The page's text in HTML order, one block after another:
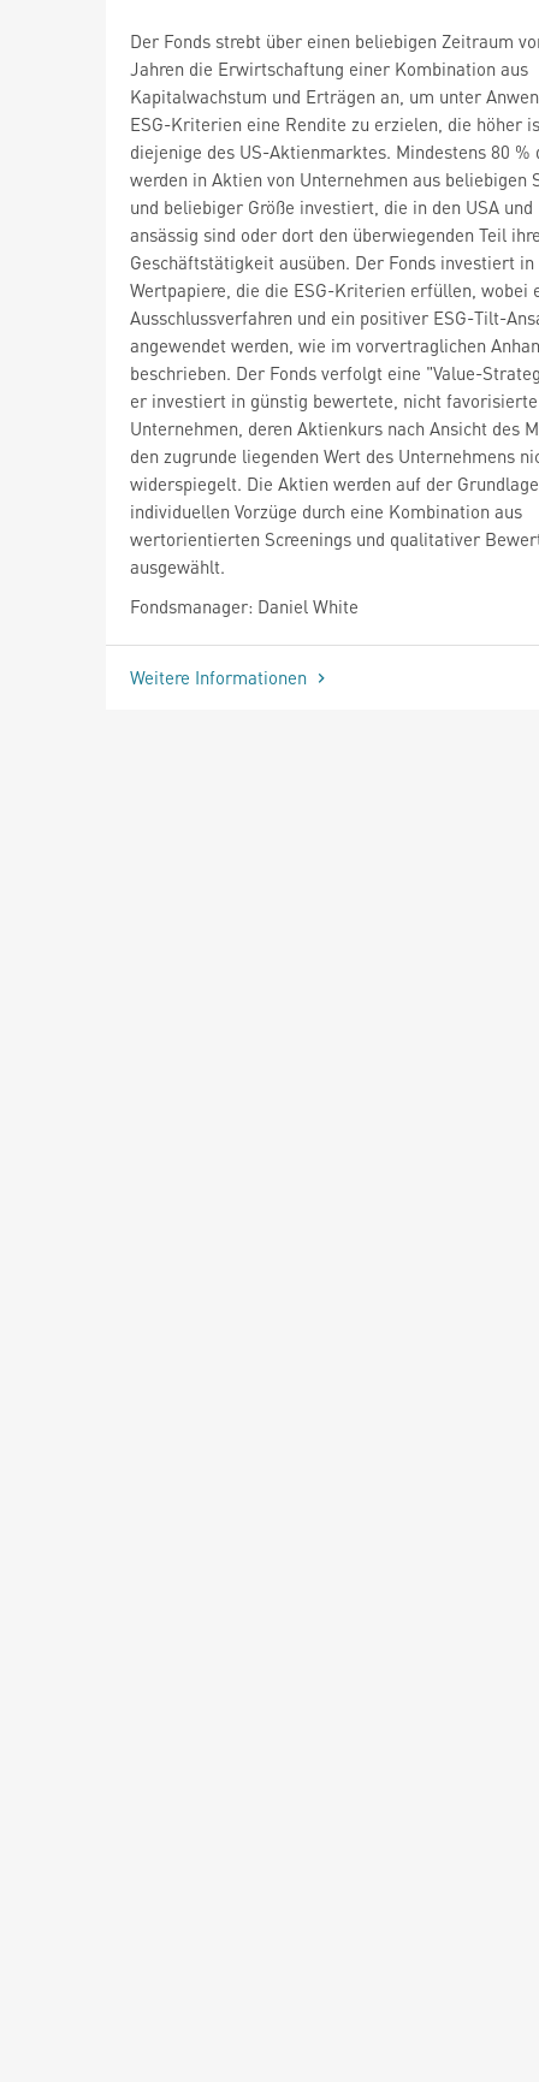
Der Fonds strebt über einen beliebigen Zeitraum
Jahren die Erwirtschaftung einer Kombination aus
Kapitalwachstum und Erträgen an, um unter
ESG-Kriterien eine Rendite zu erzielen, die höher
diejenige des US-Aktienmarktes. Mindestens 80 %
werden in Aktien von Unternehmen aus beliebigen
und beliebiger Größe investiert, die in den USA und
ansässig sind oder dort den überwiegenden Teil
Geschäftstätigkeit ausüben. Der Fonds investiert in
Wertpapiere, die die ESG-Kriterien erfüllen, wobei
Ausschlussverfahren und ein positiver ESG-Tilt-
angewendet werden, wie im vorvertraglichen
beschrieben. Der Fonds verfolgt eine "Value-
er investiert in günstig bewertete, nicht favorisierte
Unternehmen, deren Aktienkurs nach Ansicht des
den zugrunde liegenden Wert des Unternehmens
widerspiegelt. Die Aktien werden auf der
individuellen Vorzüge durch eine Kombination aus
wertorientierten Screenings und qualitativer
ausgewählt.
Fondsmanager: Daniel White
Weitere Informationen